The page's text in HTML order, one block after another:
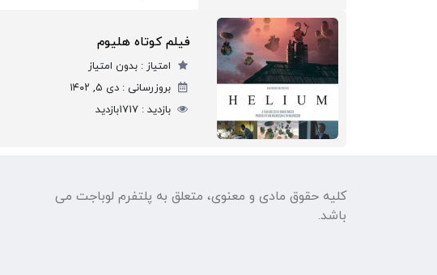
فیلم کوتاه هلیوم
امتیاز : بدون امتیاز
بروزرسانی : دی ۵, ۱۴۰۲
بازدید : 1717بازدید
کلیه حقوق مادی و معنوی، متعلق به پلتفرم لوباجت می
باشد.